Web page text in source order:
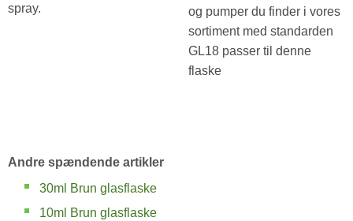
spray.
og pumper du finder i vores
sortiment med standarden
GL18 passer til denne
flaske
Andre spændende artikler
30ml Brun glasflaske
10ml Brun glasflaske